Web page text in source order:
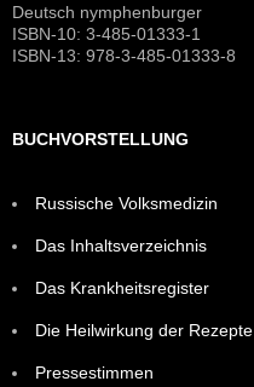
Deutsch nymphenburger
ISBN-10: 3-485-01333-1
ISBN-13: 978-3-485-01333-8
BUCHVORSTELLUNG
Russische Volksmedizin
Das Inhaltsverzeichnis
Das Krankheitsregister
Die Heilwirkung der Rezepte
Pressestimmen